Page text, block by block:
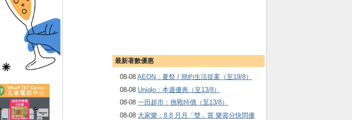
最新著數優惠
08-08 AEON：夏祭 / 簡約生活提案（至19/8）
08-08 Uniqlo：本週優惠（至13/8）
08-08 一田超市：挑戰特價（至13/8）
08-08 大家樂：8.8 月月「雙」賞 樂賞分快閃優